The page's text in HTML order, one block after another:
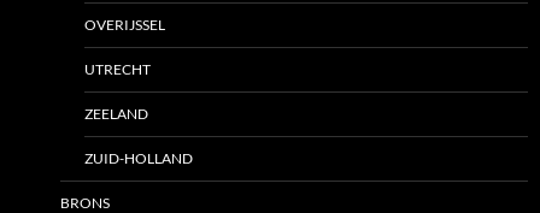
OVERIJSSEL
UTRECHT
ZEELAND
ZUID-HOLLAND
BRONS